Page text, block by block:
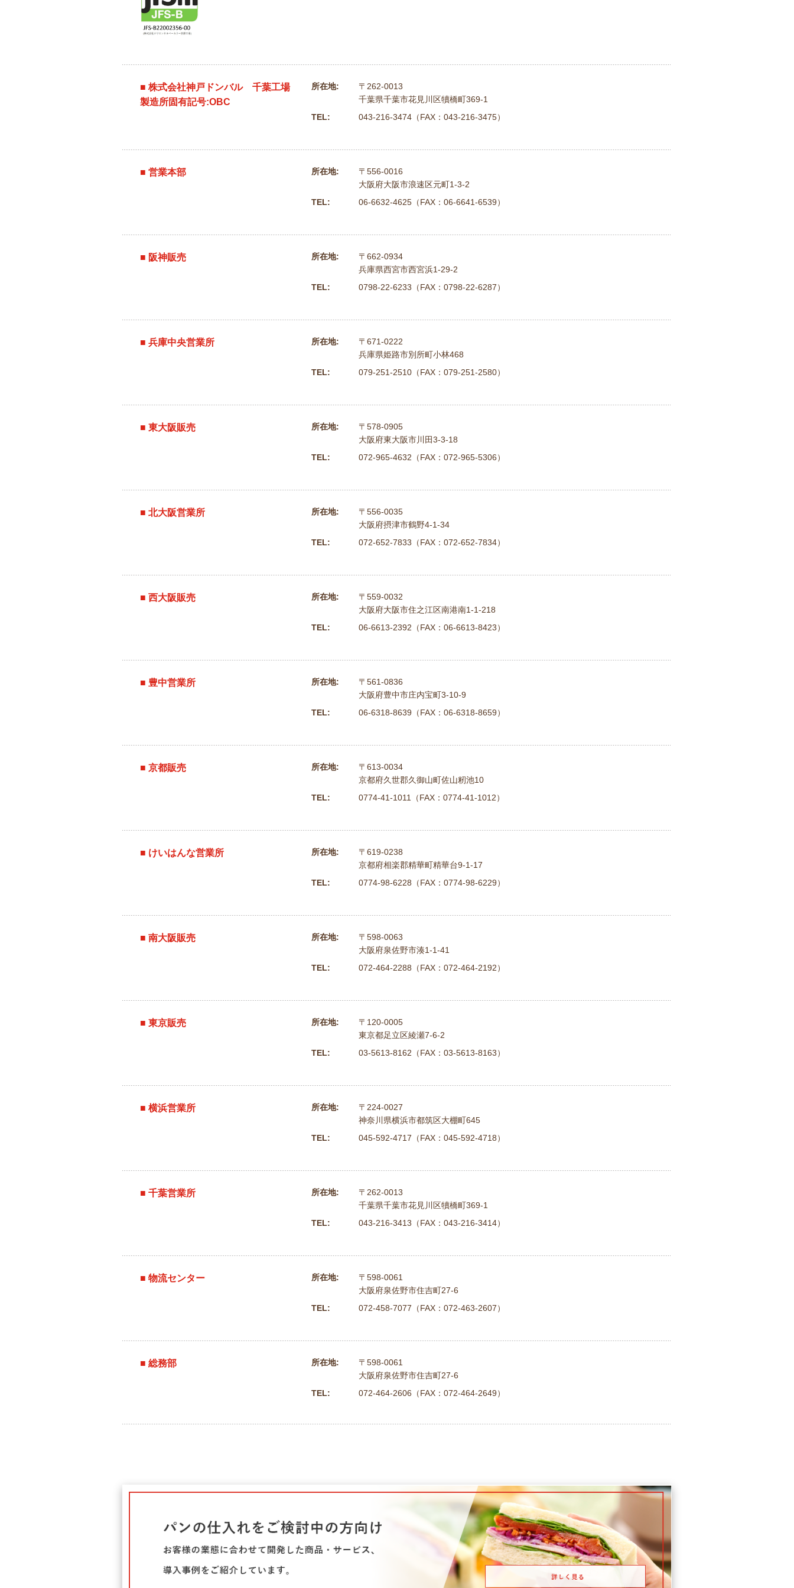
■ 株式会社神戸ドンバル 千葉工場
製造所固有記号:OBC
所在地:
〒262-0013
千葉県千葉市花見川区犢橋町369-1
TEL:
043-216-3474（FAX：043-216-3475）
■ 営業本部 所在地:
〒556-0016
大阪府大阪市浪速区元町1-3-2
TEL:
06-6632-4625（FAX：06-6641-6539）
■ 阪神販売 所在地:
〒662-0934
兵庫県西宮市西宮浜1-29-2
TEL:
0798-22-6233（FAX：0798-22-6287）
■ 兵庫中央営業所 所在地:
〒671-0222
兵庫県姫路市別所町小林468
TEL:
079-251-2510（FAX：079-251-2580）
■ 東大阪販売 所在地:
〒578-0905
大阪府東大阪市川田3-3-18
TEL:
072-965-4632（FAX：072-965-5306）
■ 北大阪営業所 所在地:
〒556-0035
大阪府摂津市鶴野4-1-34
TEL:
072-652-7833（FAX：072-652-7834）
■ 西大阪販売 所在地:
〒559-0032
大阪府大阪市住之江区南港南1-1-218
TEL:
06-6613-2392（FAX：06-6613-8423）
■ 豊中営業所 所在地:
〒561-0836
大阪府豊中市庄内宝町3-10-9
TEL:
06-6318-8639（FAX：06-6318-8659）
■ 京都販売 所在地:
〒613-0034
京都府久世郡久御山町佐山籾池10
TEL:
0774-41-1011（FAX：0774-41-1012）
■ けいはんな営業所 所在地:
〒619-0238
京都府相楽郡精華町精華台9-1-17
TEL:
0774-98-6228（FAX：0774-98-6229）
■ 南大阪販売 所在地:
〒598-0063
大阪府泉佐野市湊1-1-41
TEL:
072-464-2288（FAX：072-464-2192）
■ 東京販売 所在地:
〒120-0005
東京都足立区綾瀬7-6-2
TEL:
03-5613-8162（FAX：03-5613-8163）
■ 横浜営業所 所在地:
〒224-0027
神奈川県横浜市都筑区大棚町645
TEL:
045-592-4717（FAX：045-592-4718）
■ 千葉営業所 所在地:
〒262-0013
千葉県千葉市花見川区犢橋町369-1
TEL:
043-216-3413（FAX：043-216-3414）
■ 物流センター 所在地:
〒598-0061
大阪府泉佐野市住吉町27-6
TEL:
072-458-7077（FAX：072-463-2607）
■ 総務部 所在地:
〒598-0061
大阪府泉佐野市住吉町27-6
TEL:
072-464-2606（FAX：072-464-2649）